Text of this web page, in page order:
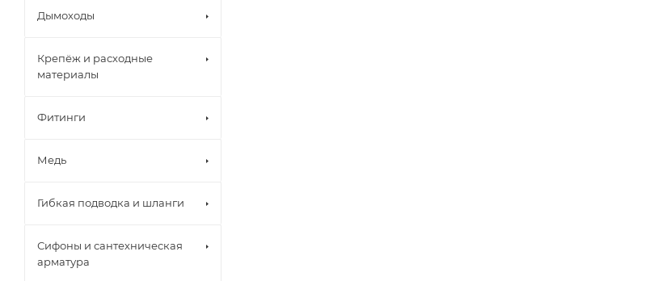
Дымоходы
Крепёж и расходные
материалы
Фитинги
Медь
Гибкая подводка и шланги
Сифоны и сантехническая
арматура